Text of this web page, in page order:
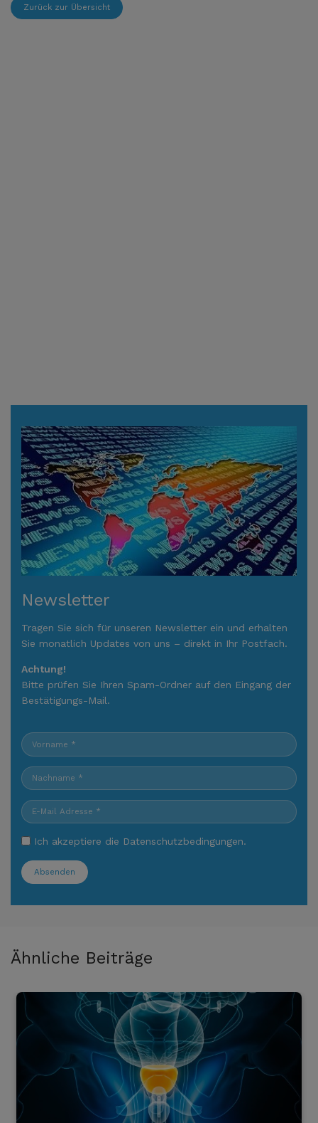
Zurück zur Übersicht
Newsletter
Tragen Sie sich für unseren Newsletter ein und erhalten
Sie monatlich Updates von uns – direkt in Ihr Postfach.
Achtung!
Bitte prüfen Sie Ihren Spam-Ordner auf den Eingang der
Bestätigungs-Mail.
Ich akzeptiere die Datenschutzbedingungen.
Absenden
Ähnliche Beiträge